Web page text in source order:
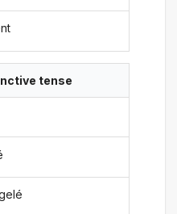
tense